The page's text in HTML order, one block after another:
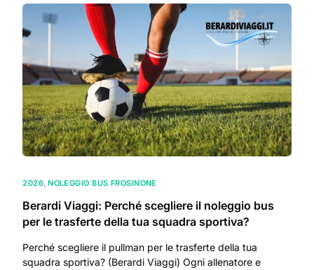
2026,NOLEGGIO BUS FROSINONE
Berardi Viaggi: Perché scegliere il noleggio bus
per le trasferte della tua squadra sportiva?
Perché scegliere il pullman per le trasferte della tua
squadra sportiva? (Berardi Viaggi) Ogni allenatore e